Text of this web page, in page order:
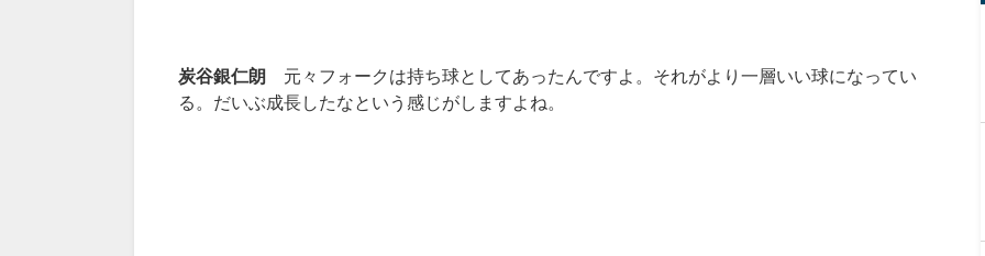
炭谷銀仁朗
元々フォークは持ち球としてあったんですよ。それがより一層いい球になってい
る。だいぶ成長したなという感じがしますよね。